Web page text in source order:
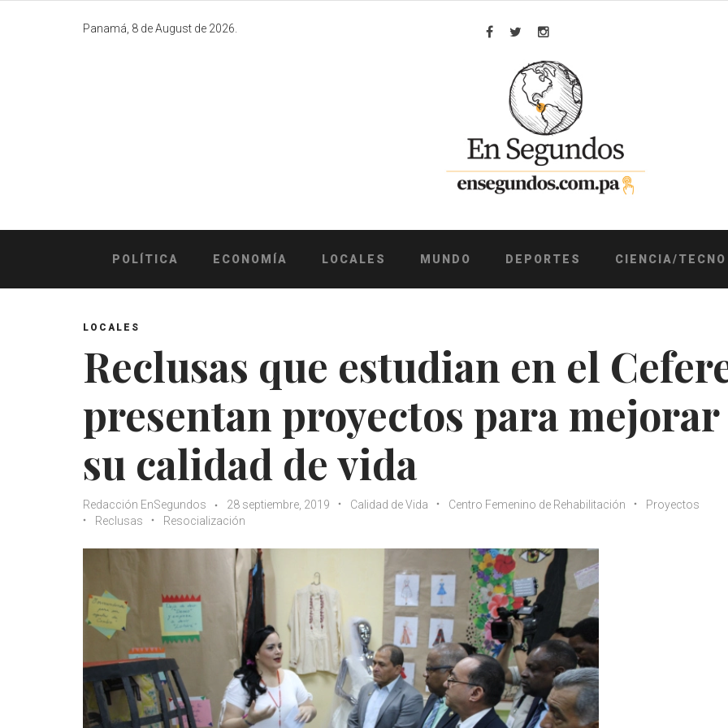
Panamá, 8 de August de 2026.
Facebook
TwitterInstagram
POLÍTICA ECONOMÍA LOCALES MUNDO DEPORTES CIENCIA/TECNO
LOCALES
Reclusas que estudian en el
presentan proyectos para mejorar
su calidad de vida
Redacción EnSegundos 28 septiembre, 2019 Calidad de Vida Centro Femenino de Rehabilitación
Proyectos
Reclusas
Resocialización